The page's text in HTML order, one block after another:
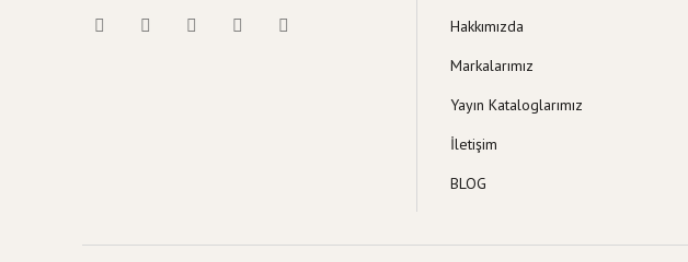
Hakkımızda
Markalarımız
Yayın Kataloglarımız
İletişim
BLOG